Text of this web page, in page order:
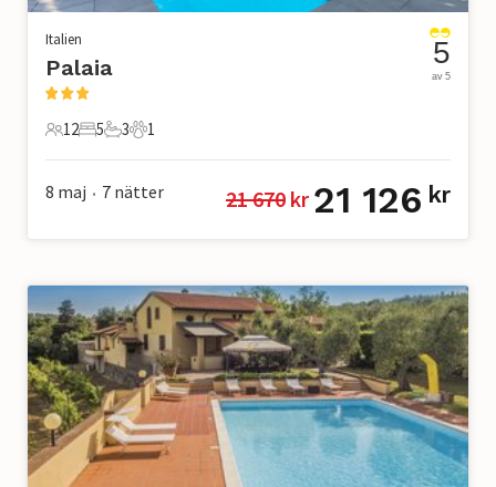
Italien
Palaia
12 Gäster
12
5 Sovrum
5
3 Badrum
3
1 Husdjur
1
5
av 5
8 maj • 7 nätter 21 670 kr 21 126 kr